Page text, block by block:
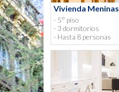
Vivienda Meninas
- 5° piso
- 3 dormitorios
- Hasta 8 personas